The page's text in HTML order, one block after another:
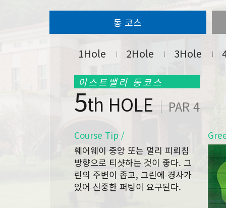
동 코스
1Hole 2Hole 3Hole
이스트밸리 동코스
5th HOLE PAR 4
Course Tip /
훼어웨이 중앙 또는 멀리 피뢰침
방향으로 티샷하는 것이 좋다. 그
린의 주변이 좁고, 그린에 경사가
있어 신중한 퍼팅이 요구된다.